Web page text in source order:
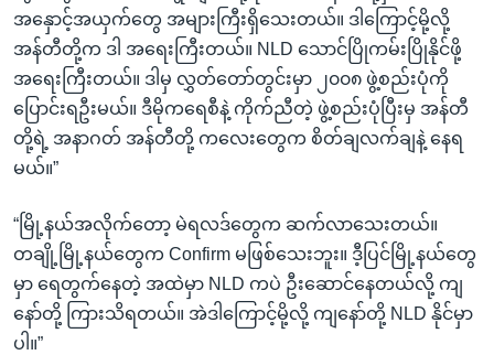
အနှောင့်အယှက်တွေ အများကြီးရှိသေးတယ်။ ဒါကြောင့်မို့လို့
အန်တီတို့က ဒါ အရေးကြီးတယ်။ NLD သောင်ပြိုကမ်းပြိုနိုင်ဖို့
အရေးကြီးတယ်။ ဒါမှ လွှတ်တော်တွင်းမှာ ၂၀၀၈ ဖွဲ့စည်းပုံကို
ပြောင်းရဦးမယ်။ ဒီမိုကရေစီနဲ့ ကိုက်ညီတဲ့ ဖွဲ့စည်းပုံပြီးမှ အန်တီ
တို့ရဲ့ အနာဂတ် အန်တီတို့ ကလေးတွေက စိတ်ချလက်ချနဲ့ နေရ
မယ်။”
“မြို့နယ်အလိုက်တော့ မဲရလဒ်တွေက ဆက်လာသေးတယ်။
တချို့မြို့နယ်တွေက Confirm မဖြစ်သေးဘူး။ ဒီ့ပြင်မြို့နယ်တွေ
မှာ ရေတွက်နေတဲ့ အထဲမှာ NLD ကပဲ ဦးဆောင်နေတယ်လို့ ကျ
နော်တို့ ကြားသိရတယ်။ အဲဒါကြောင့်မို့လို့ ကျနော်တို့ NLD နိုင်မှာ
ပါ။”